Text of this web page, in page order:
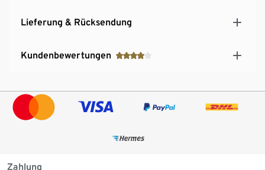
Lieferung & Rücksendung
Kundenbewertungen
Zahlung